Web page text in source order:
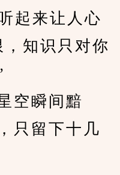
起来让人心
知识只对你
瞬间黯
只留下十几